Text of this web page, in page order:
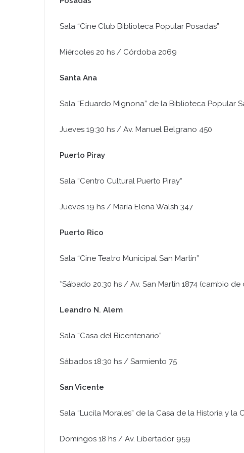
Sala “Cine Club Biblioteca Popular Posadas”
Miércoles 20 hs / Córdoba 2069
Santa Ana
Sala “Eduardo Mignona” de la Biblioteca Popular
Jueves 19:30 hs / Av. Manuel Belgrano 450
Puerto Piray
Sala “Centro Cultural Puerto Piray“
Jueves 19 hs / María Elena Walsh 347
Puerto Rico
Sala “Cine Teatro Municipal San Martín”
*Sábado 20:30 hs / Av. San Martín 1874 (cambio
Leandro N. Alem
Sala “Casa del Bicentenario”
Sábados 18:30 hs / Sarmiento 75
San Vicente
Sala “Lucila Morales” de la Casa de la Historia y la
Domingos 18 hs / Av. Libertador 959